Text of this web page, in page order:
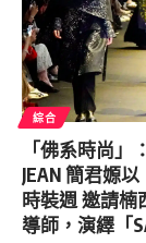
綜合
「佛系時尚
JEAN 簡君嫄
時裝週 邀請楠
導師，演繹「